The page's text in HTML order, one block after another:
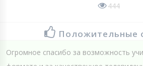
444
Положительные
Огромное спасибо за возможность